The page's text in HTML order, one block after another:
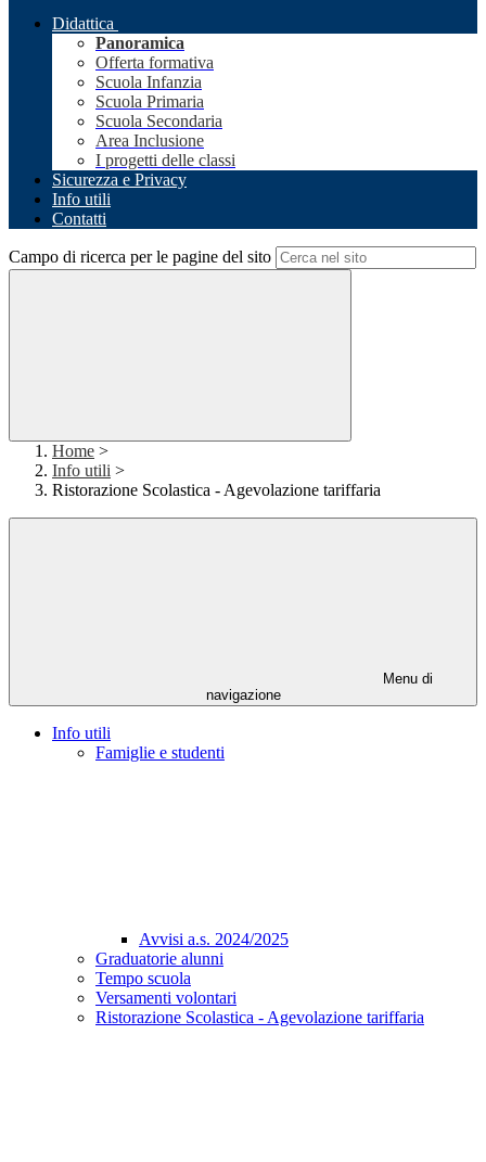
Didattica
Panoramica
Offerta formativa
Scuola Infanzia
Scuola Primaria
Scuola Secondaria
Area Inclusione
I progetti delle classi
Sicurezza e Privacy
Info utili
Contatti
Campo di ricerca per le pagine del sito
Home >
Info utili >
Ristorazione Scolastica - Agevolazione tariffaria
Menu di
navigazione
Info utili
Famiglie e studenti
Avvisi a.s. 2024/2025
Graduatorie alunni
Tempo scuola
Versamenti volontari
Ristorazione Scolastica - Agevolazione tariffaria